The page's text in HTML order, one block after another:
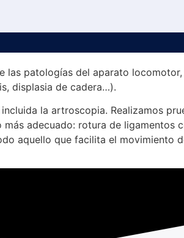
las patologías del aparato
displasia de cadera…).
la artroscopia. Realizamos
adecuado: rotura de ligamentos
aquello que facilita el movimiento